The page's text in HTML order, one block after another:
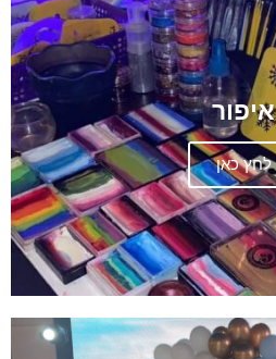
איפור
לחץ כאן